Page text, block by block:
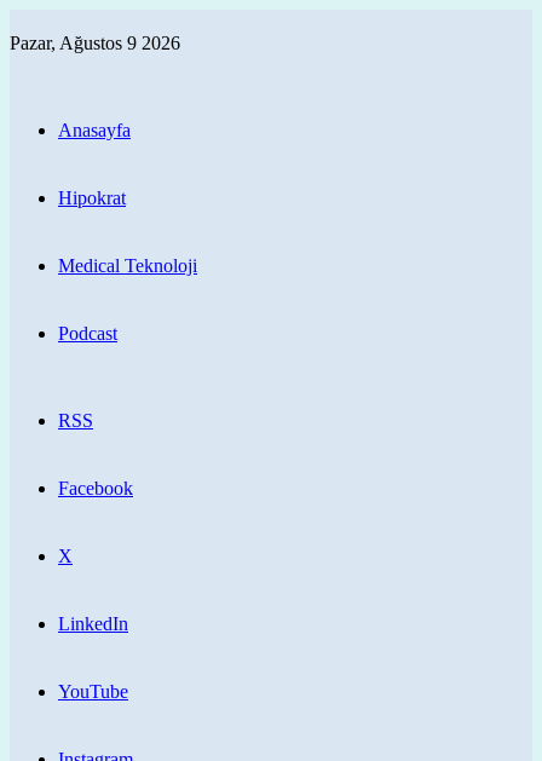
Pazar, Ağustos 9 2026
Anasayfa
Hipokrat
Medical Teknoloji
Podcast
RSS
Facebook
X
LinkedIn
YouTube